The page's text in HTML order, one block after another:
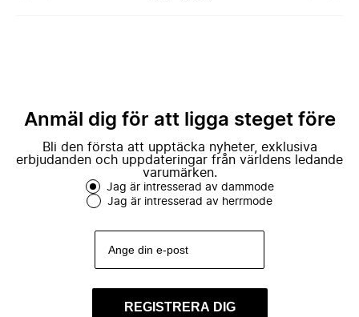
Anmäl dig för att ligga steget före
Bli den första att upptäcka nyheter, exklusiva
erbjudanden och uppdateringar från världens ledande
varumärken.
Jag är intresserad av dammode
Jag är intresserad av herrmode
REGISTRERA DIG